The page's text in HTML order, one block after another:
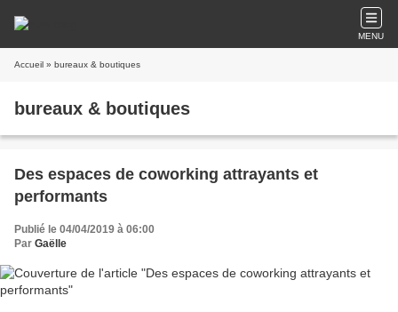
MENU
Accueil » bureaux & boutiques
bureaux & boutiques
Des espaces de coworking attrayants et
performants
Publié le 04/04/2019 à 06:00
Par Gaëlle